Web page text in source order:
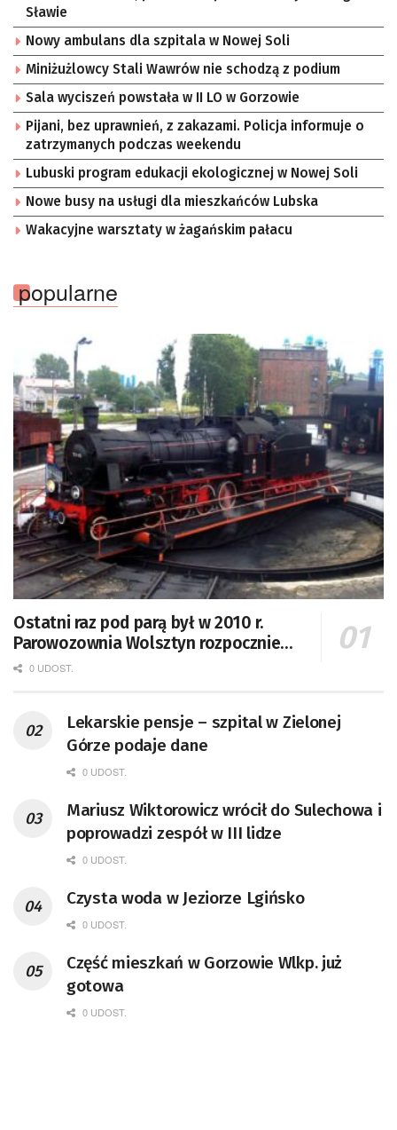
Sławie
Nowy ambulans dla szpitala w Nowej Soli
Miniżużlowcy Stali Wawrów nie schodzą z podium
Sala wyciszeń powstała w II LO w Gorzowie
Pijani, bez uprawnień, z zakazami. Policja informuje o
zatrzymanych podczas weekendu
Lubuski program edukacji ekologicznej w Nowej Soli
Nowe busy na usługi dla mieszkańców Lubska
Wakacyjne warsztaty w żagańskim pałacu
popularne
Ostatni raz pod parą był w 2010 r.
Parowozownia Wolsztyn rozpocznie
remont unikatowego Tr5-65
0 UDOST.
Lekarskie pensje – szpital w Zielonej
Górze podaje dane
0 UDOST.
Mariusz Wiktorowicz wrócił do Sulechowa i
poprowadzi zespół w III lidze
0 UDOST.
Czysta woda w Jeziorze Lgińsko
0 UDOST.
Część mieszkań w Gorzowie Wlkp. już
gotowa
0 UDOST.